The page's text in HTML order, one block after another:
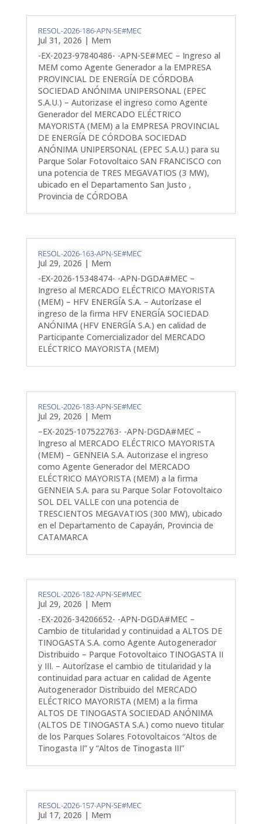
RESOL-2026-186-APN-SE#MEC
Jul 31, 2026 | Mem
-EX-2023-97840486- -APN-SE#MEC – Ingreso al
MEM como Agente Generador a la EMPRESA
PROVINCIAL DE ENERGÍA DE CÓRDOBA
SOCIEDAD ANÓNIMA UNIPERSONAL (EPEC
S.A.U.) – Autorizase el ingreso como Agente
Generador del MERCADO ELÉCTRICO
MAYORISTA (MEM) a la EMPRESA PROVINCIAL
DE ENERGÍA DE CÓRDOBA SOCIEDAD
ANÓNIMA UNIPERSONAL (EPEC S.A.U.) para su
Parque Solar Fotovoltaico SAN FRANCISCO con
una potencia de TRES MEGAVATIOS (3 MW),
ubicado en el Departamento San Justo ,
Provincia de CÓRDOBA
RESOL-2026-163-APN-SE#MEC
Jul 29, 2026 | Mem
-EX-2026-15348474- -APN-DGDA#MEC –
Ingreso al MERCADO ELÉCTRICO MAYORISTA
(MEM) – HFV ENERGÍA S.A. – Autorízase el
ingreso de la firma HFV ENERGÍA SOCIEDAD
ANÓNIMA (HFV ENERGÍA S.A.) en calidad de
Participante Comercializador del MERCADO
ELÉCTRICO MAYORISTA (MEM)
RESOL-2026-183-APN-SE#MEC
Jul 29, 2026 | Mem
–EX-2025-107522763- -APN-DGDA#MEC –
Ingreso al MERCADO ELÉCTRICO MAYORISTA
(MEM) – GENNEIA S.A. Autorizase el ingreso
como Agente Generador del MERCADO
ELÉCTRICO MAYORISTA (MEM) a la firma
GENNEIA S.A. para su Parque Solar Fotovoltaico
SOL DEL VALLE con una potencia de
TRESCIENTOS MEGAVATIOS (300 MW), ubicado
en el Departamento de Capayán, Provincia de
CATAMARCA
RESOL-2026-182-APN-SE#MEC
Jul 29, 2026 | Mem
-EX-2026-34206652- -APN-DGDA#MEC –
Cambio de titularidad y continuidad a ALTOS DE
TINOGASTA S.A. como Agente Autogenerador
Distribuido – Parque Fotovoltaico TINOGASTA II
y III. – Autorízase el cambio de titularidad y la
continuidad para actuar en calidad de Agente
Autogenerador Distribuido del MERCADO
ELÉCTRICO MAYORISTA (MEM) a la firma
ALTOS DE TINOGASTA SOCIEDAD ANÓNIMA
(ALTOS DE TINOGASTA S.A.) como nuevo titular
de los Parques Solares Fotovoltaicos “Altos de
Tinogasta II” y “Altos de Tinogasta III”
RESOL-2026-157-APN-SE#MEC
Jul 17, 2026 | Mem